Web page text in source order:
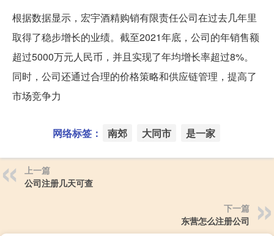
根据数据显示，宏宇酒精购销有限责任公司在过去几年里
取得了稳步增长的业绩。截至2021年底，公司的年销售额
超过5000万元人民币，并且实现了年均增长率超过8%。
同时，公司还通过合理的价格策略和供应链管理，提高了
市场竞争力
网络标签： 南郊 大同市 是一家
上一篇
公司注册几天可查
下一篇
东营怎么注册公司